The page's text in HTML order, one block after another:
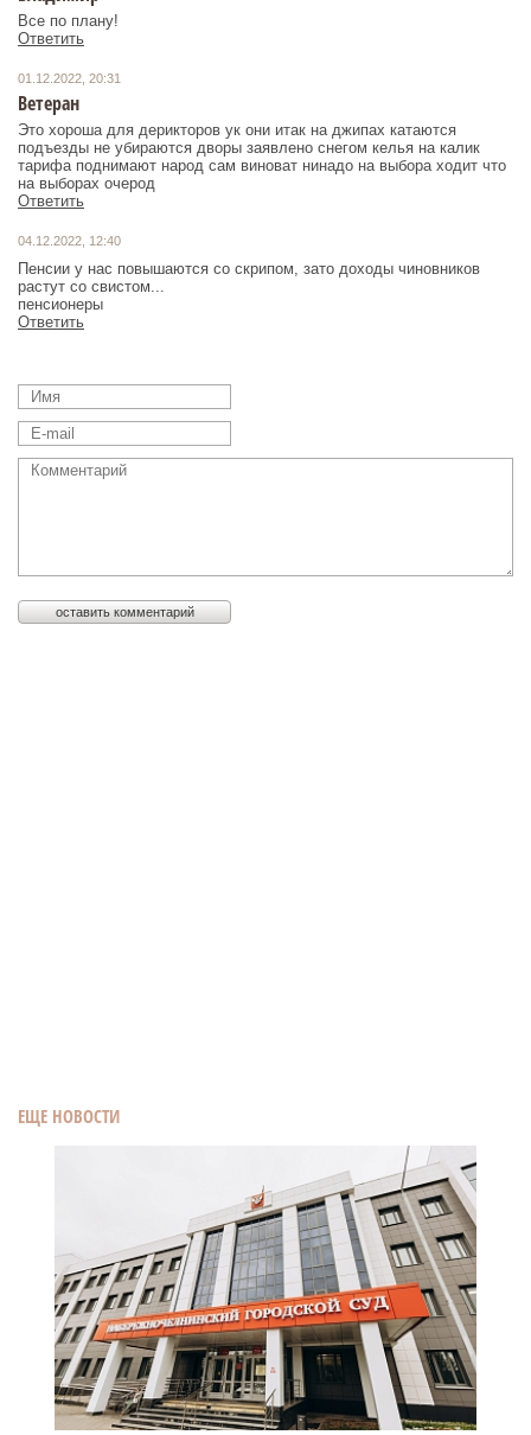
ЕЩЕ НОВОСТИ
Все по плану!
Ответить
01.12.2022, 20:31
Ветеран
Это хороша для дерикторов ук они итак на джипах катаются
подъезды не убираются дворы заявлено снегом келья на калик
тарифа поднимают народ сам виноват нинадо на выбора ходит что
на выборах очерод
Ответить
04.12.2022, 12:40
Пенсии у нас повышаются со скрипом, зато доходы чиновников
растут со свистом...
пенсионеры
Ответить